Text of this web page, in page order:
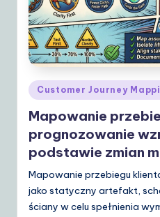
Posted
in
Customer Journey
Mapowanie
prognozowanie
podstawie zmian
Mapowanie przebiegu
jako statyczny artefakt,
ściany w celu spełnienia